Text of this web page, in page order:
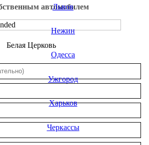
автомобилем
Белая Церковь
Львов
Нежин
Одесса
Ужгород
Харьков
Черкассы